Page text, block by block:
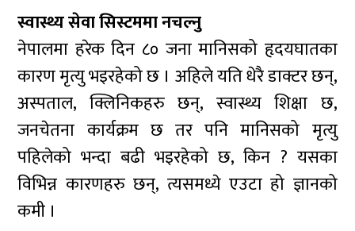
स्वास्थ्य सेवा सिस्टममा नचल्नु
नेपालमा हरेक दिन ८० जना मानिसको हृदयघातका
कारण मृत्यु भइरहेको छ । अहिले यति धेरै डाक्टर छन्,
अस्पताल, क्लिनिकहरु छन्, स्वास्थ्य शिक्षा छ,
जनचेतना कार्यक्रम छ तर पनि मानिसको मृत्यु
पहिलेको भन्दा बढी भइरहेको छ, किन ? यसका
विभिन्न कारणहरु छन्, त्यसमध्ये एउटा हो ज्ञानको
कमी ।